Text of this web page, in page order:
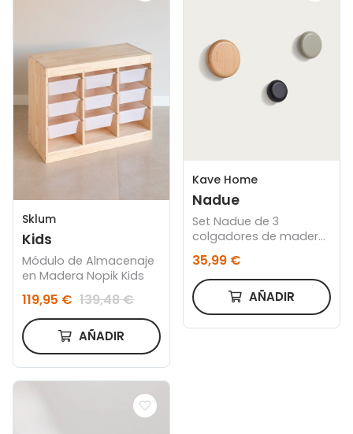
Sklum
Kids
Módulo de Almacenaje
en Madera Nopik Kids
119,95 € 139,48 €
AÑADIR
Kave Home
Nadue
Set Nadue de 3
colgadores de madera
acabado natural, gris,
negro
35,99 €
AÑADIR